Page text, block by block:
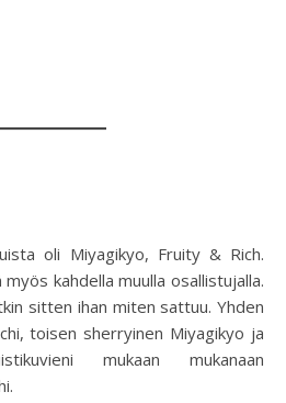
oli Miyagikyo, Fruity & Rich.
kahdella muulla osallistujalla.
sitten ihan miten sattuu. Yhden
toisen sherryinen Miyagikyo ja
mukaan mukanaan